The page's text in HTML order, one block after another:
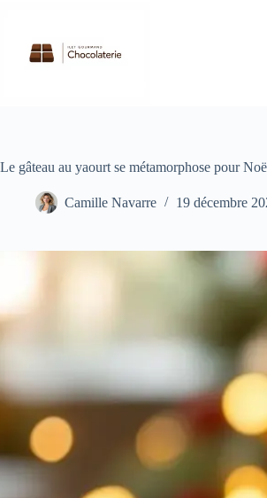
Le gâteau au yaourt se métamorphose pour
Camille Navarre 19 décembre